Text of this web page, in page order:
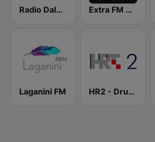
Radio Dalmacija Extra FM 93.6
Laganini FM HR2 - Drugi program